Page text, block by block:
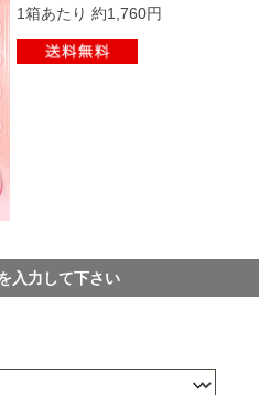
1箱あたり 約1,760円
入力して下さい